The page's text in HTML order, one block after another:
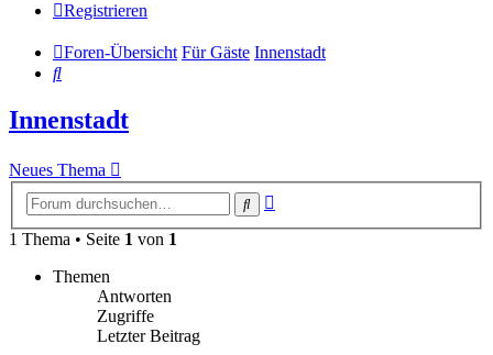
Registrieren
Foren-Übersicht Für Gäste Innenstadt
Suche
Innenstadt
Neues Thema
Suche
1 Thema • Seite 1 von 1
Themen
Antworten
Zugriffe
Letzter Beitrag